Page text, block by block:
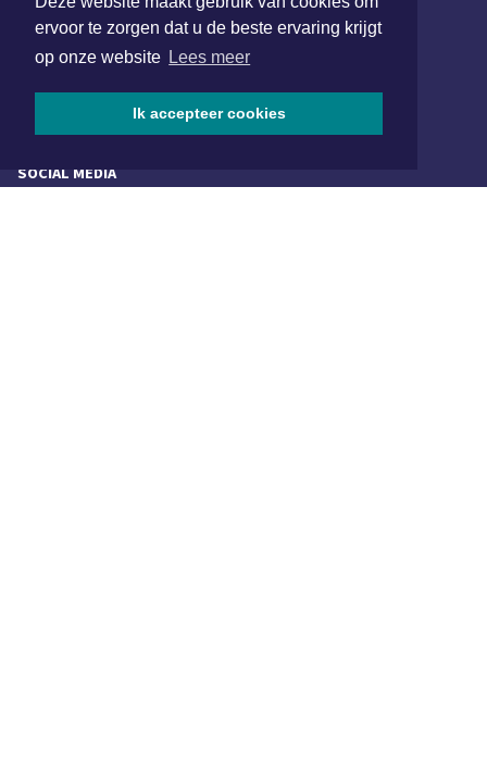
ervoor te zorgen dat u de beste ervaring krijgt
op onze website Lees meer
Ik accepteer cookies
van Benthuizenlaan 1
1701 BZ Heerhugowaard
SOCIAL MEDIA